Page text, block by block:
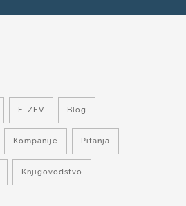
E-ZEV Blog
Kompanije Pitanja
Knjigovodstvo